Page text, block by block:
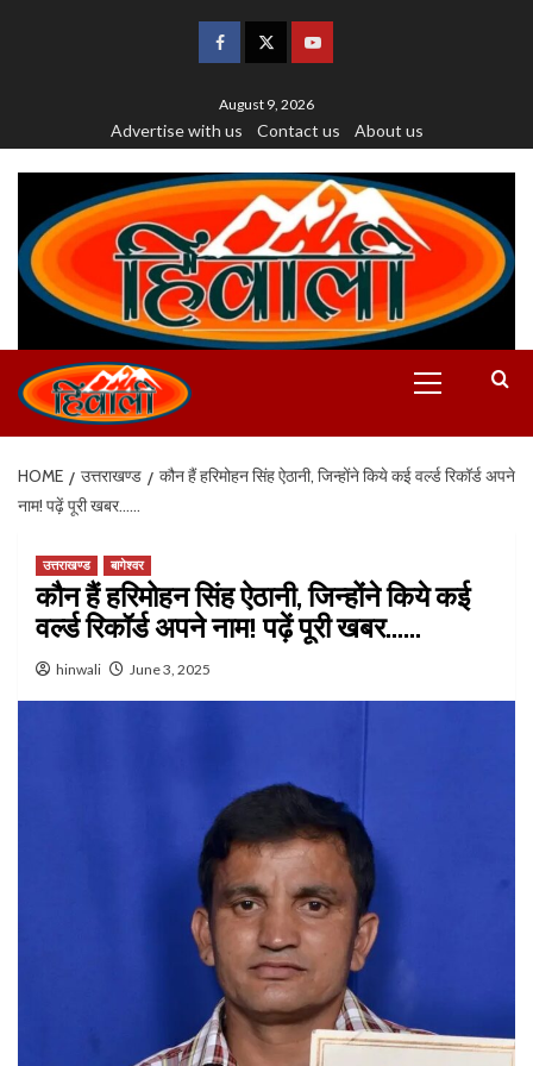
August 9, 2026
Advertise with us Contact us About us
HOME उत्तराखण्ड
कौन हैं हरिमोहन सिंह ऐठानी, जिन्होंने किये कई वर्ल्ड रिकॉर्ड अपने
नाम! पढ़ें पूरी खबर……
उत्तराखण्ड बागेश्वर
कौन हैं हरिमोहन सिंह ऐठानी, जिन्होंने किये कई
वर्ल्ड रिकॉर्ड अपने नाम! पढ़ें पूरी खबर……
hinwali June 3, 2025